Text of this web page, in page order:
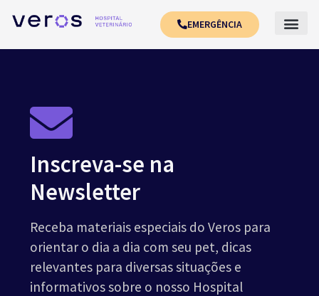
EMERGÊNCIA
Inscreva-se na
Newsletter
Receba materiais especiais do Veros para
orientar o dia a dia com seu pet, dicas
relevantes para diversas situações e
informativos sobre o nosso Hospital